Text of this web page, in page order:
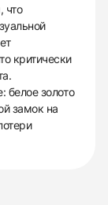
что
критически
белое золото
замок на